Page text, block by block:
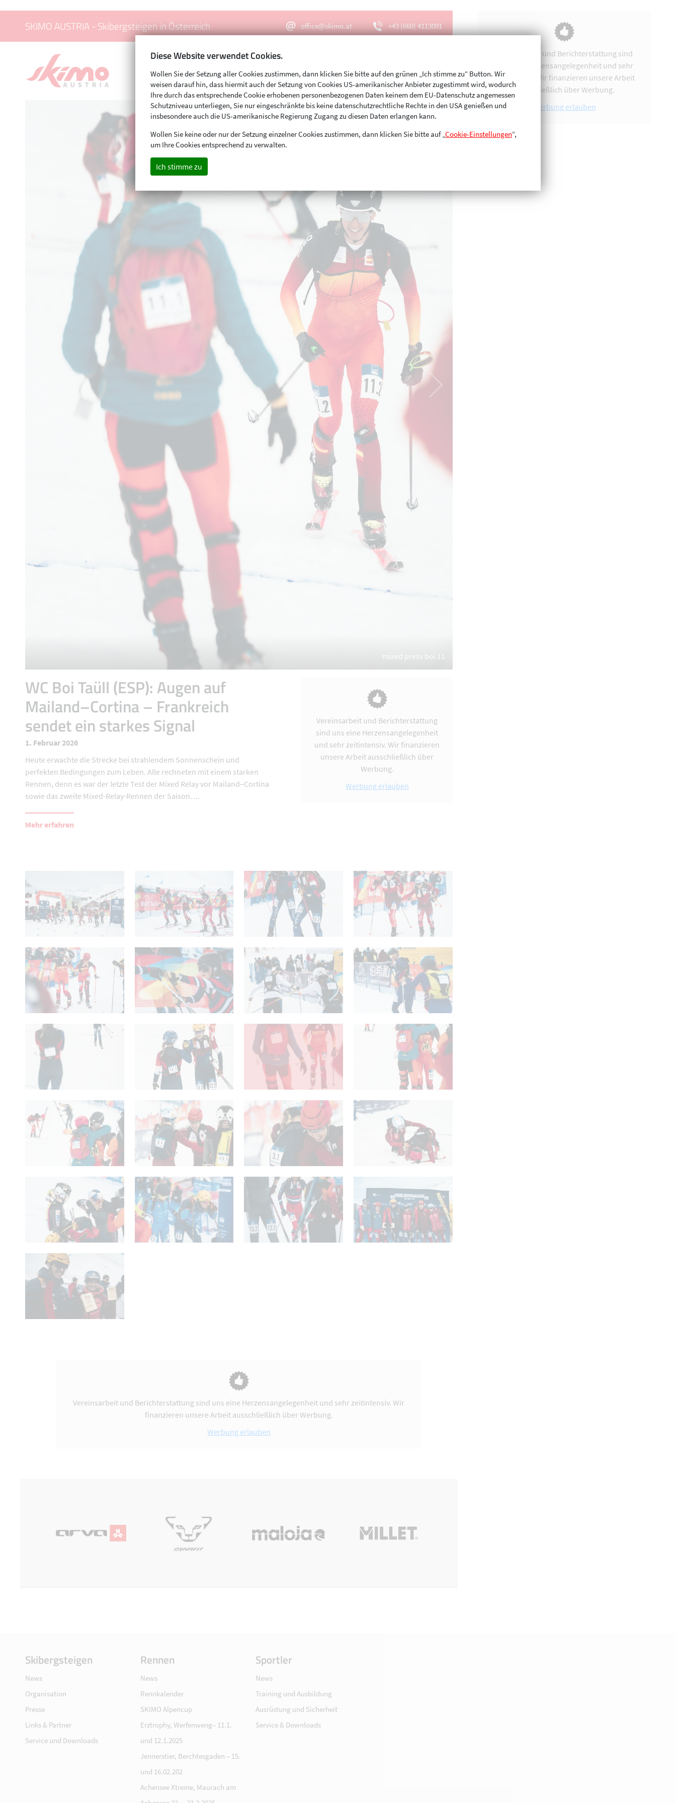
SKIMO AUSTRIA - Skibergsteigen in Österreich office@skimo.at +43 (660) 4113091
Menu
mixed press boi 11
WC Boi Taüll (ESP): Augen auf
Mailand–Cortina – Frankreich
sendet ein starkes Signal
1. Februar 2026
Heute erwachte die Strecke bei strahlendem Sonnenschein und
perfekten Bedingungen zum Leben. Alle rechneten mit einem starken
Rennen, denn es war der letzte Test der Mixed Relay vor Mailand–Cortina
sowie das zweite Mixed-Relay-Rennen der Saison. ...
Mehr erfahren
Vereinsarbeit und Berichterstattung
sind uns eine Herzensangelegenheit
und sehr zeitintensiv. Wir finanzieren
unsere Arbeit ausschließlich über
Werbung.
Werbung erlauben
Vereinsarbeit und Berichterstattung sind uns eine Herzensangelegenheit und sehr zeitintensiv. Wir
finanzieren unsere Arbeit ausschließlich über Werbung.
Werbung erlauben
Vereinsarbeit und Berichterstattung sind
uns eine Herzensangelegenheit und sehr
zeitintensiv. Wir finanzieren unsere Arbeit
ausschließlich über Werbung.
Werbung erlauben
Skibergsteigen
News
Organisation
Presse
Links & Partner
Service und Downloads
Rennen
News
Rennkalender
SKIMO Alpencup
Erztrophy, Werfenweng– 11.1.
und 12.1.2025
Jennerstier, Berchtesgaden – 15.
und 16.02.202
Achensee Xtreme, Maurach am
Sportler
News
Training und Ausbildung
Ausrüstung und Sicherheit
Service & Downloads
Diese Website verwendet Cookies.
Wollen Sie der Setzung aller Cookies zustimmen, dann klicken Sie bitte auf den grünen „Ich stimme zu“ Button. Wir
weisen darauf hin, dass hiermit auch der Setzung von Cookies US-amerikanischer Anbieter zugestimmt wird, wodurch
Ihre durch das entsprechende Cookie erhobenen personenbezogenen Daten keinem dem EU-Datenschutz angemessen
Schutzniveau unterliegen, Sie nur eingeschränkte bis keine datenschutzrechtliche Rechte in den USA genießen und
insbesondere auch die US-amerikanische Regierung Zugang zu diesen Daten erlangen kann.
Wollen Sie keine oder nur der Setzung einzelner Cookies zustimmen, dann klicken Sie bitte auf „Cookie-Einstellungen“,
um Ihre Cookies entsprechend zu verwalten.
Ich stimme zu